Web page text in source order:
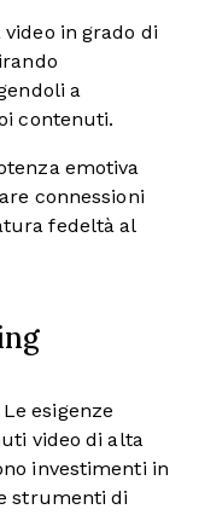
video in grado di
a
contenuti.
emotiva
connessioni
fedeltà al
Le esigenze
video di alta
investimenti in
strumenti di